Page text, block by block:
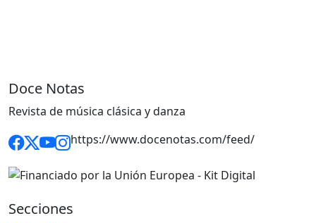
Doce Notas
Revista de música clásica y danza
https://www.docenotas.com/feed/
Secciones